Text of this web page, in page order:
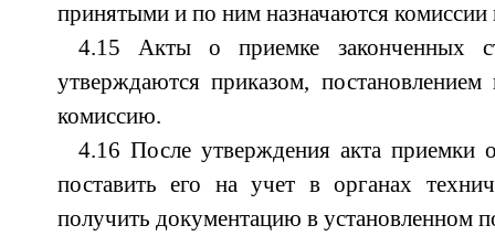
принятыми и по ним назначаются комиссии
4.15 Акты о приемке законченных
утверждаются приказом, постановлением
комиссию.
4.16 После утверждения акта приемки
поставить его на учет в органах
получить документацию в установленном